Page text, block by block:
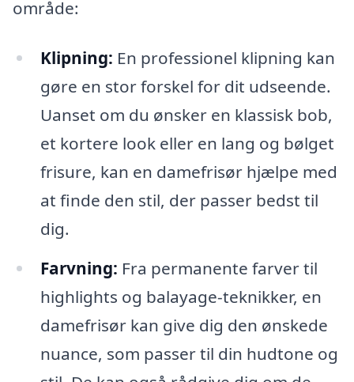
område:
Klipning: En professionel klipning kan
gøre en stor forskel for dit udseende.
Uanset om du ønsker en klassisk bob,
et kortere look eller en lang og bølget
frisure, kan en damefrisør hjælpe med
at finde den stil, der passer bedst til
dig.
Farvning: Fra permanente farver til
highlights og balayage-teknikker, en
damefrisør kan give dig den ønskede
nuance, som passer til din hudtone og